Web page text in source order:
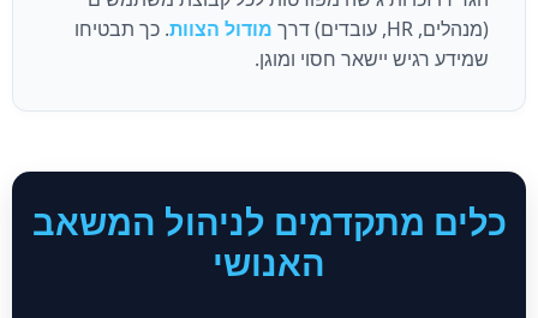
(מנהלים, HR, עובדים) דרך
מודול הצוות. כך תבטיחו
שמידע רגיש יישאר חסוי ומוגן.
כלים מתקדמים לניהול המשאב
האנושי